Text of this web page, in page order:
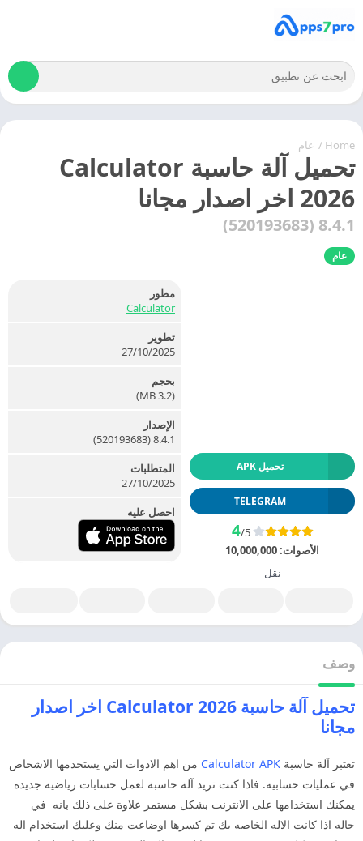
Home
/ عام
تحميل آلة حاسبة Calculator
2026 اخر اصدار مجانا
8.4.1 (520193683)
عام
تحميل APK
TELEGRAM
4/5
الأصوات:10,000,000
نقل
مطور
Calculator
تطوير
27/10/2025
بحجم
(3.2 MB)
الإصدار
8.4.1 (520193683)
المتطلبات
27/10/2025
احصل عليه
وصف
تحميل آلة حاسبة Calculator 2026 اخر اصدار
مجانا
تعتبر آلة حاسبة Calculator APK من اهم الادوات التي يستخدمها الاشخاص
في عمليات حسابيه. فاذا كنت تريد آلة حاسبة لعمل حسابات رياضيه جديده
يمكنك استخدامها على الانترنت بشكل مستمر علاوة على ذلك بانه في
حاله اذا كانت الاله الخاصه بك تم كسرها اوضاعت منك وعليك استخدام اله